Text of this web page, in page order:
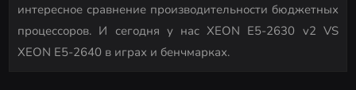
интересное сравнение производительности бюджетных
процессоров. И сегодня у нас XEON E5-2630 v2 VS
XEON E5-2640 в играх и бенчмарках.